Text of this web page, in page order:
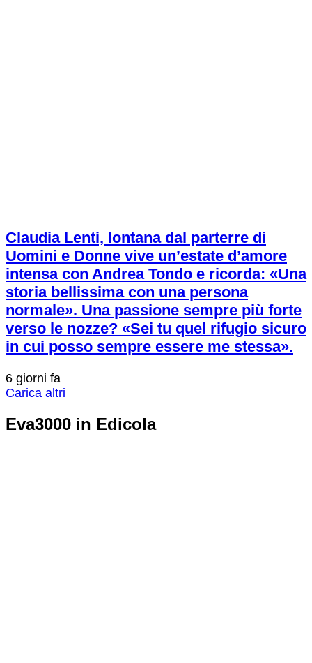
Claudia Lenti, lontana dal parterre di
Uomini e Donne vive un’estate d’amore
intensa con Andrea Tondo e ricorda: «Una
storia bellissima con una persona
normale». Una passione sempre più forte
verso le nozze? «Sei tu quel rifugio sicuro
in cui posso sempre essere me stessa».
6 giorni fa
Carica altri
Eva3000 in Edicola